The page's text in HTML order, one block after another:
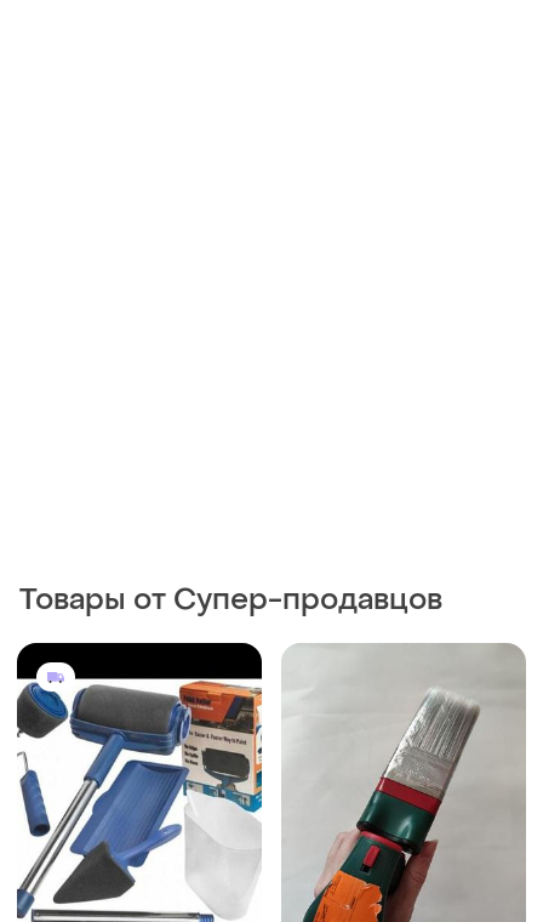
Товары от Супер-продавцов